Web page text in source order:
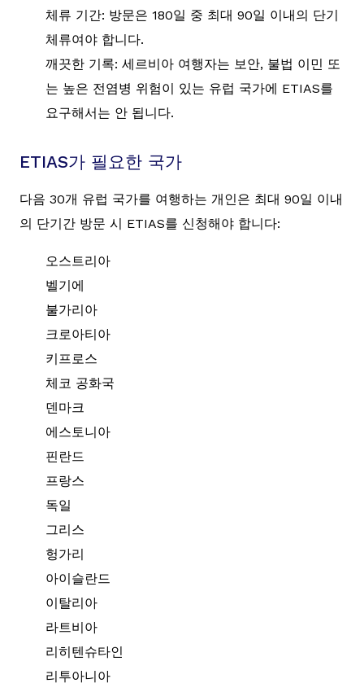
체류 기간: 방문은 180일 중 최대 90일 이내의 단기
체류여야 합니다.
깨끗한 기록: 세르비아 여행자는 보안, 불법 이민 또
는 높은 전염병 위험이 있는 유럽 국가에 ETIAS를
요구해서는 안 됩니다.
ETIAS가 필요한 국가
다음 30개 유럽 국가를 여행하는 개인은 최대 90일 이내
의 단기간 방문 시 ETIAS를 신청해야 합니다:
오스트리아
벨기에
불가리아
크로아티아
키프로스
체코 공화국
덴마크
에스토니아
핀란드
프랑스
독일
그리스
헝가리
아이슬란드
이탈리아
라트비아
리히텐슈타인
리투아니아